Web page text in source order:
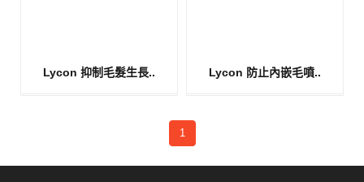
Lycon 抑制毛髮生長.. Lycon 防止內嵌毛噴..
1